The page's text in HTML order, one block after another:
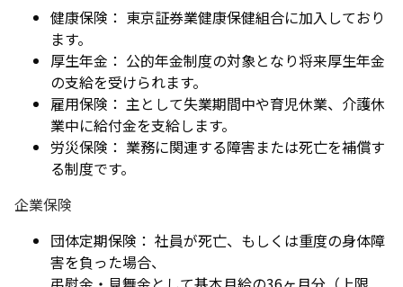
健康保険： 東京証券業健康保健組合に加入しており
ます。
厚生年金： 公的年金制度の対象となり将来厚生年金
の支給を受けられます。
雇用保険： 主として失業期間中や育児休業、介護休
業中に給付金を支給します。
労災保険： 業務に関連する障害または死亡を補償す
る制度です。
企業保険
団体定期保険： 社員が死亡、もしくは重度の身体障
害を負った場合、